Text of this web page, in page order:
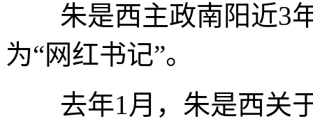
朱是西主政南阳近3年
为“网红书记”。
去年1月，朱是西关于